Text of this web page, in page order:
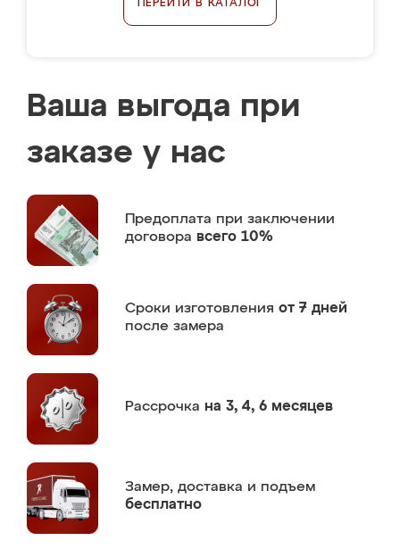
ПЕРЕЙТИ В КАТАЛОГ
Ваша выгода при
заказе у нас
Предоплата при заключении
договора всего 10%
Сроки изготовления от 7 дней
после замера
Рассрочка на 3, 4, 6 месяцев
Замер, доставка и подъем
бесплатно